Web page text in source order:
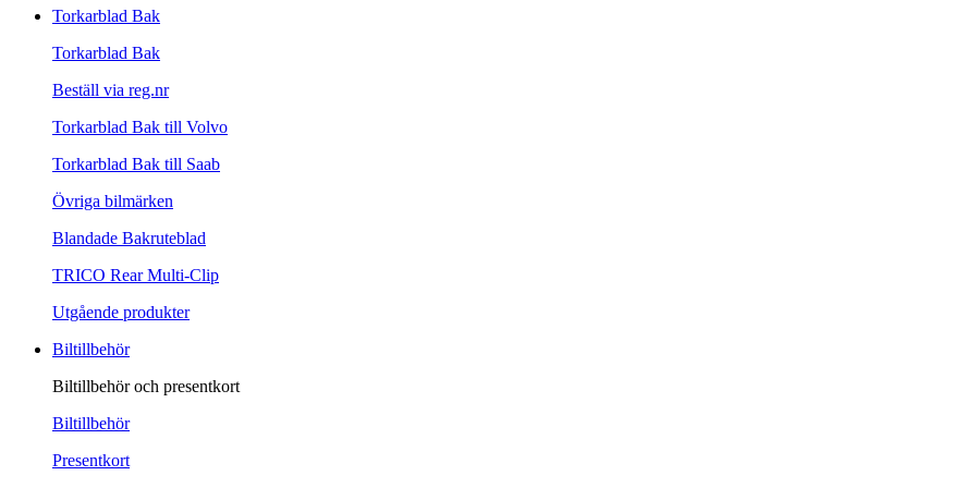
Torkarblad Bak
Torkarblad Bak
Beställ via reg.nr
Torkarblad Bak till Volvo
Torkarblad Bak till Saab
Övriga bilmärken
Blandade Bakruteblad
TRICO Rear Multi-Clip
Utgående produkter
Biltillbehör
Biltillbehör och presentkort
Biltillbehör
Presentkort